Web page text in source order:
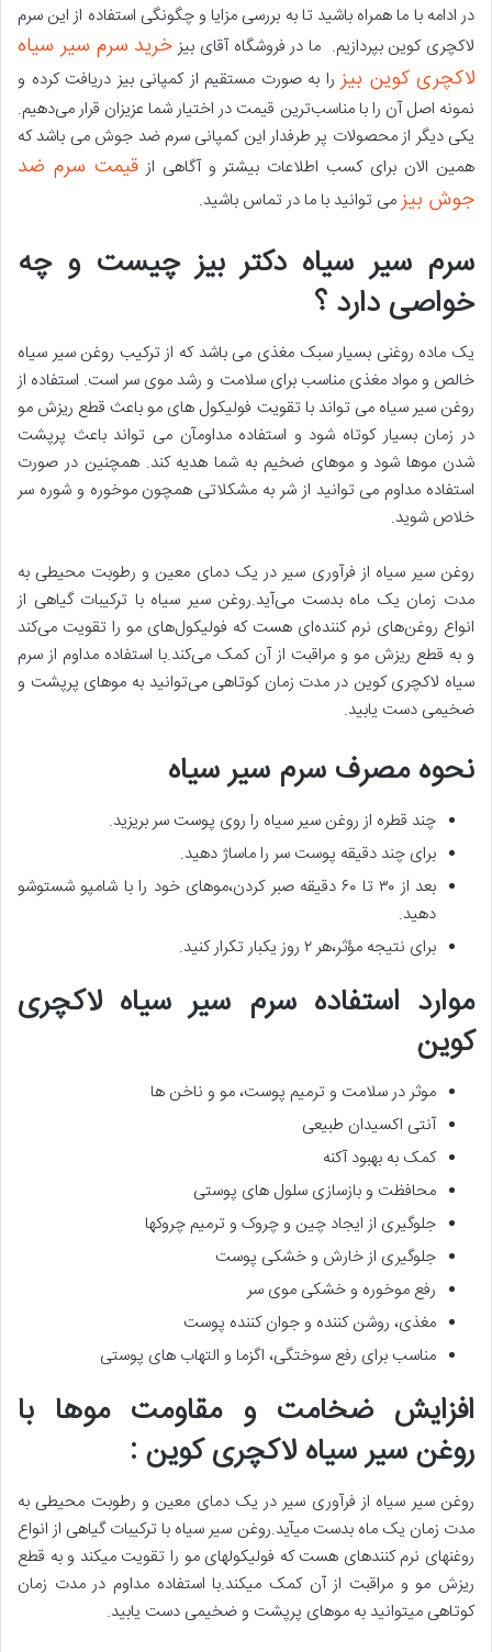
در ادامه با ما همراه باشید تا به بررسی مزایا و چگونگی استفاده از این سرم
لاکچری کوین بپردازیم. ما در فروشگاه آقای بیز خرید سرم سیر سیاه
لاکچری کوین بیز را به صورت مستقیم از کمپانی بیز دریافت کرده و
نمونه اصل آن را با مناسب‌ترین قیمت در اختیار شما عزیزان قرار می‌دهیم.
یکی دیگر از محصولات پر طرفدار این کمپانی سرم ضد جوش می باشد که
همین الان برای کسب اطلاعات بیشتر و آگاهی ازقیمت سرم ضد
جوش بیز می توانید با ما در تماس باشید.
سرم سیر سیاه دکتر بیز چیست و چه
خواصی دارد ؟
یک ماده روغنی بسیار سبک مغذی می باشد که از ترکیب روغن سیر سیاه
خالص و مواد مغذی مناسب برای سلامت و رشد موی سر است. استفاده از
روغن سیر سیاه می تواند با تقویت فولیکول های مو باعث قطع ریزش مو
در زمان بسیار کوتاه شود و استفاده مداومآن می تواند باعث پرپشت
شدن موها شود و موهای ضخیم به شما هدیه کند. همچنین در صورت
استفاده مداوم می توانید از شر به مشکلاتی همچون موخوره و شوره سر
خلاص شوید.
روغن سیر سیاه از فرآوری سیر در یک دمای معین و رطوبت محیطی به
مدت زمان یک ماه بدست می‌آید.روغن سیر سیاه با ترکیبات گیاهی از
انواع روغن‌های نرم کننده‌ای هست که فولیکول‌های مو را تقویت می‌کند
و به قطع ریزش مو و مراقبت از آن کمک می‌کند.با استفاده مداوم از سرم
سیاه لاکچری کوین در مدت زمان کوتاهی می‌توانید به موهای پرپشت و
ضخیمی دست یابید.
نحوه مصرف سرم سیر سیاه
چند قطره از روغن سیر سیاه را روی پوست سر بریزید.
برای چند دقیقه پوست سر را ماساژ دهید.
بعد از ۳۰ تا ۶۰ دقیقه صبر کردن،موهای خود را با شامپو شستوشو
دهید.
برای نتیجه مؤثر،هر ۲ روز یکبار تکرار کنید.
موارد استفاده سرم سیر سیاه لاکچری
کوین
موثر در سلامت و ترمیم پوست، مو و ناخن ها
آنتی اکسیدان طبیعی
کمک به بهبود آکنه
محافظت و بازسازی سلول های پوستی
جلوگیری از ایجاد چین و چروک و ترمیم چروکها
جلوگیری از خارش و خشکی پوست
رفع موخوره و خشکی موی سر
مغذی، روشن کننده و جوان کننده پوست
مناسب برای رفع سوختگی، اگزما و التهاب های پوستی
افزایش ضخامت و مقاومت موها با
روغن سیر سیاه لاکچری کوین :
روغن سیر سیاه از فرآوری سیر در یک دمای معین و رطوبت محیطی به
مدت زمان یک ماه بدست میآید.روغن سیر سیاه با ترکیبات گیاهی از انواع
روغنهای نرم کنندهای هست که فولیکولهای مو را تقویت میکند و به قطع
ریزش مو و مراقبت از آن کمک میکند.با استفاده مداوم در مدت زمان
کوتاهی میتوانید به موهای پرپشت و ضخیمی دست یابید.